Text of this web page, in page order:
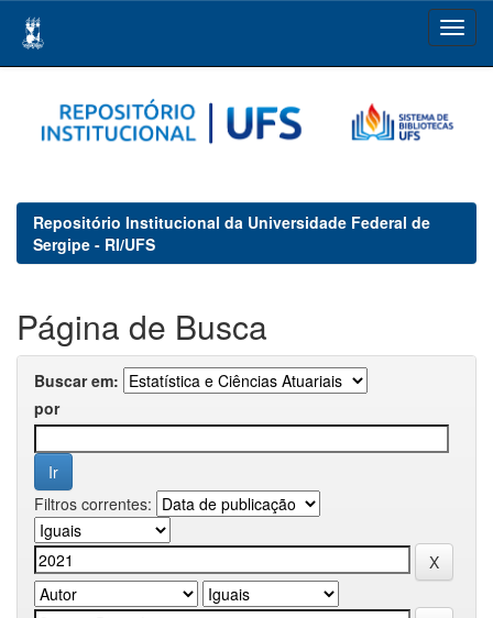
navigation
Repositório Institucional da Universidade Federal de
Sergipe - RI/UFS
Página de Busca
Buscar em:
por
Filtros correntes: